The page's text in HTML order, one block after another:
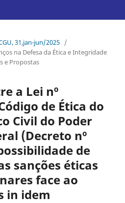
31,jan-jun/2025 /
na Defesa da Ética e Integridade
e Propostas
a Lei nº
de Ética do
Civil do Poder
(Decreto nº
de
sanções éticas
face ao
in idem